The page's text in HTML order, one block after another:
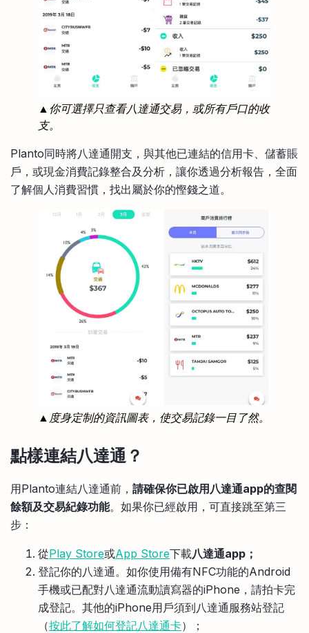
▲你可選擇只查看八達通交易，或所有戶口的收
支。
Planto同時將八達通開支，與其他已連結的信用卡、儲蓄賬
戶，或現金消費記錄整合及分析，讓你透過分析報告，全面
了解個人消費習慣，找出屬於你的慳錢之道。
▲度身定制的資訊圖表，使交易記錄一目了然。
點樣連結八達通？
用Planto連結八達通前， 請確保你已啟用八達通app的查閱
餘額及交易紀錄功能。如果你已經啟用，可直接跳至第三
步：
從Play Store或App Store下載八達通app；
登記你的八達通。如你使用備有NFC功能的Android
手機或已配對八達通流動讀寫器的iPhone，請拍卡完
成登記。其他的iPhone用戶須到八達通服務站登記
（按此了解如何登記八達通卡）；